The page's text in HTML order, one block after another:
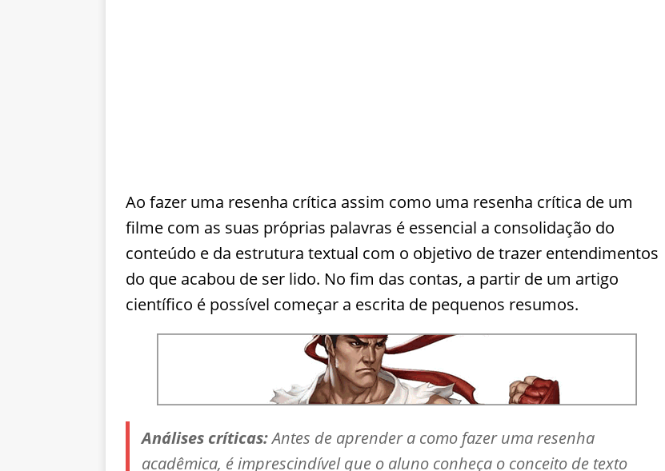
Ao fazer uma resenha crítica assim como uma resenha crítica de um
filme com as suas próprias palavras é essencial a consolidação do
conteúdo e da estrutura textual com o objetivo de trazer entendimentos
do que acabou de ser lido. No fim das contas, a partir de um artigo
científico é possível começar a escrita de pequenos resumos.
Análises críticas:Antes de aprender a como fazer uma resenha
acadêmica, é imprescindível que o aluno conheça o conceito de texto